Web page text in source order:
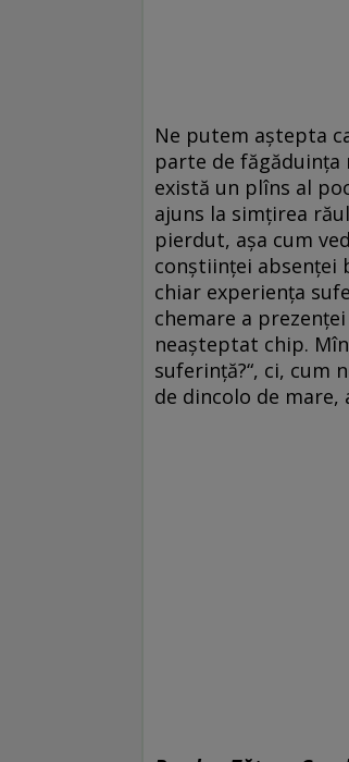
Ne putem aștepta
parte de
există un plîns al
ajuns la simțirea
pierdut, așa cum
conștiinței absenței
chiar experiența
chemare a
neașteptat chip.
suferință?“, ci, cum
de dincolo de mare,